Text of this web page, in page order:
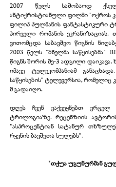
2007 წელს საშობაოდ
ანტიქრისტიანული ფილმი "ოქროს
ფილიპ პულმანის ფანტასტიკური
პირველი რომანის
ვითომცდა საბავშვო წიგნის
2003 წელს "ბნელმა საწყისებმა"
წიგნს შორის მე-3 ადგილი
იმავე ტელეკომპანიამ
საწყისების" ტელევერსია, რომელიც
მ გადაიღო.
დღეს ჩვენ ვაქვეყნებთ
ტრილოგიაზე. რეცენზიის
"ასპროცენტიან სატანურ
რყვნის ბავშვთა სულებს".
"თქუა უგუნურმან